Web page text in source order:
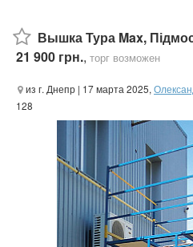
Вышка Тура Max,
21 900 грн., торг возможен
из г. Днепр | 17 марта 2025,
128